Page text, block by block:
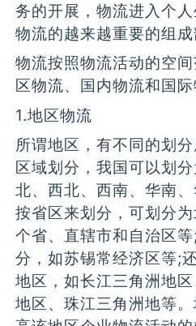
务的开展，物流进入个
物流的越来越重要的组成
物流按照物流活动的空
区物流、国内物流和国际
1.地区物流
所谓地区，有不同的划
区域划分，我国可以划
北、西北、西南、华南
按省区来划分，可划分
个省、直辖市和自治区
分，如苏锡常经济区等;
地区，如长江三角洲地
地区、珠江三角洲地等